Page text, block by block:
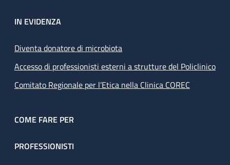
IN EVIDENZA
Diventa donatore di microbiota
Accesso di professionisti esterni a strutture del Policlinico
Comitato Regionale per l’Etica nella Clinica COREC
COME FARE PER
PROFESSIONISTI